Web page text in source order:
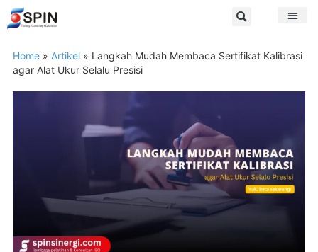
Home » Artikel » Langkah Mudah Membaca Sertifikat Kalibrasi
agar Alat Ukur Selalu Presisi